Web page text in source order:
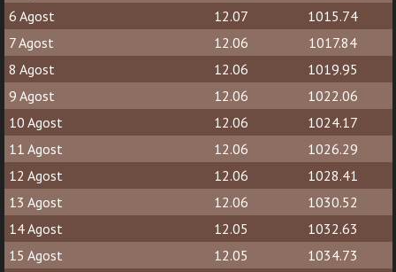
6 Agost
12.07
1015.74
7 Agost
12.06
1017.84
8 Agost
12.06
1019.95
9 Agost
12.06
1022.06
10 Agost
12.06
1024.17
11 Agost
12.06
1026.29
12 Agost
12.06
1028.41
13 Agost
12.06
1030.52
14 Agost
12.05
1032.63
15 Agost
12.05
1034.73